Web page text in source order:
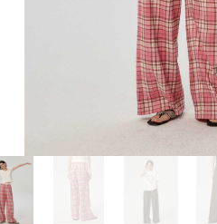
slide